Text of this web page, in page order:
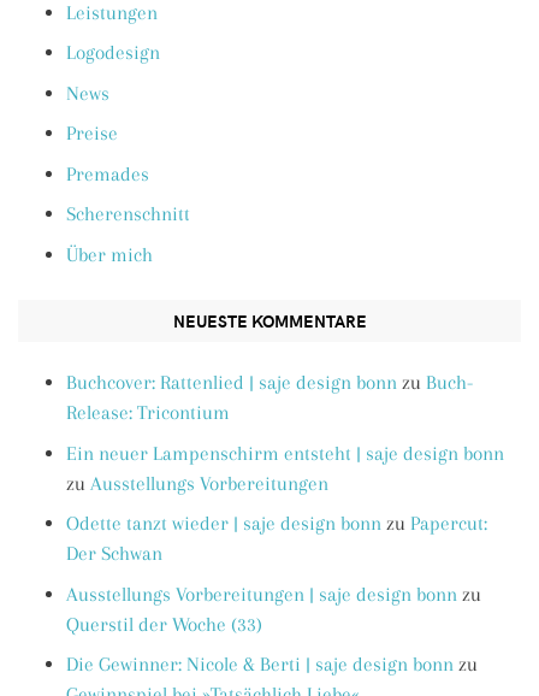
Leistungen
Logodesign
News
Preise
Premades
Scherenschnitt
Über mich
NEUESTE KOMMENTARE
Buchcover: Rattenlied | saje design bonn zu Buch-
Release: Tricontium
Ein neuer Lampenschirm entsteht | saje design bonn
zu Ausstellungs Vorbereitungen
Odette tanzt wieder | saje design bonn zu Papercut:
Der Schwan
Ausstellungs Vorbereitungen | saje design bonn zu
Querstil der Woche (33)
Die Gewinner: Nicole & Berti | saje design bonn zu